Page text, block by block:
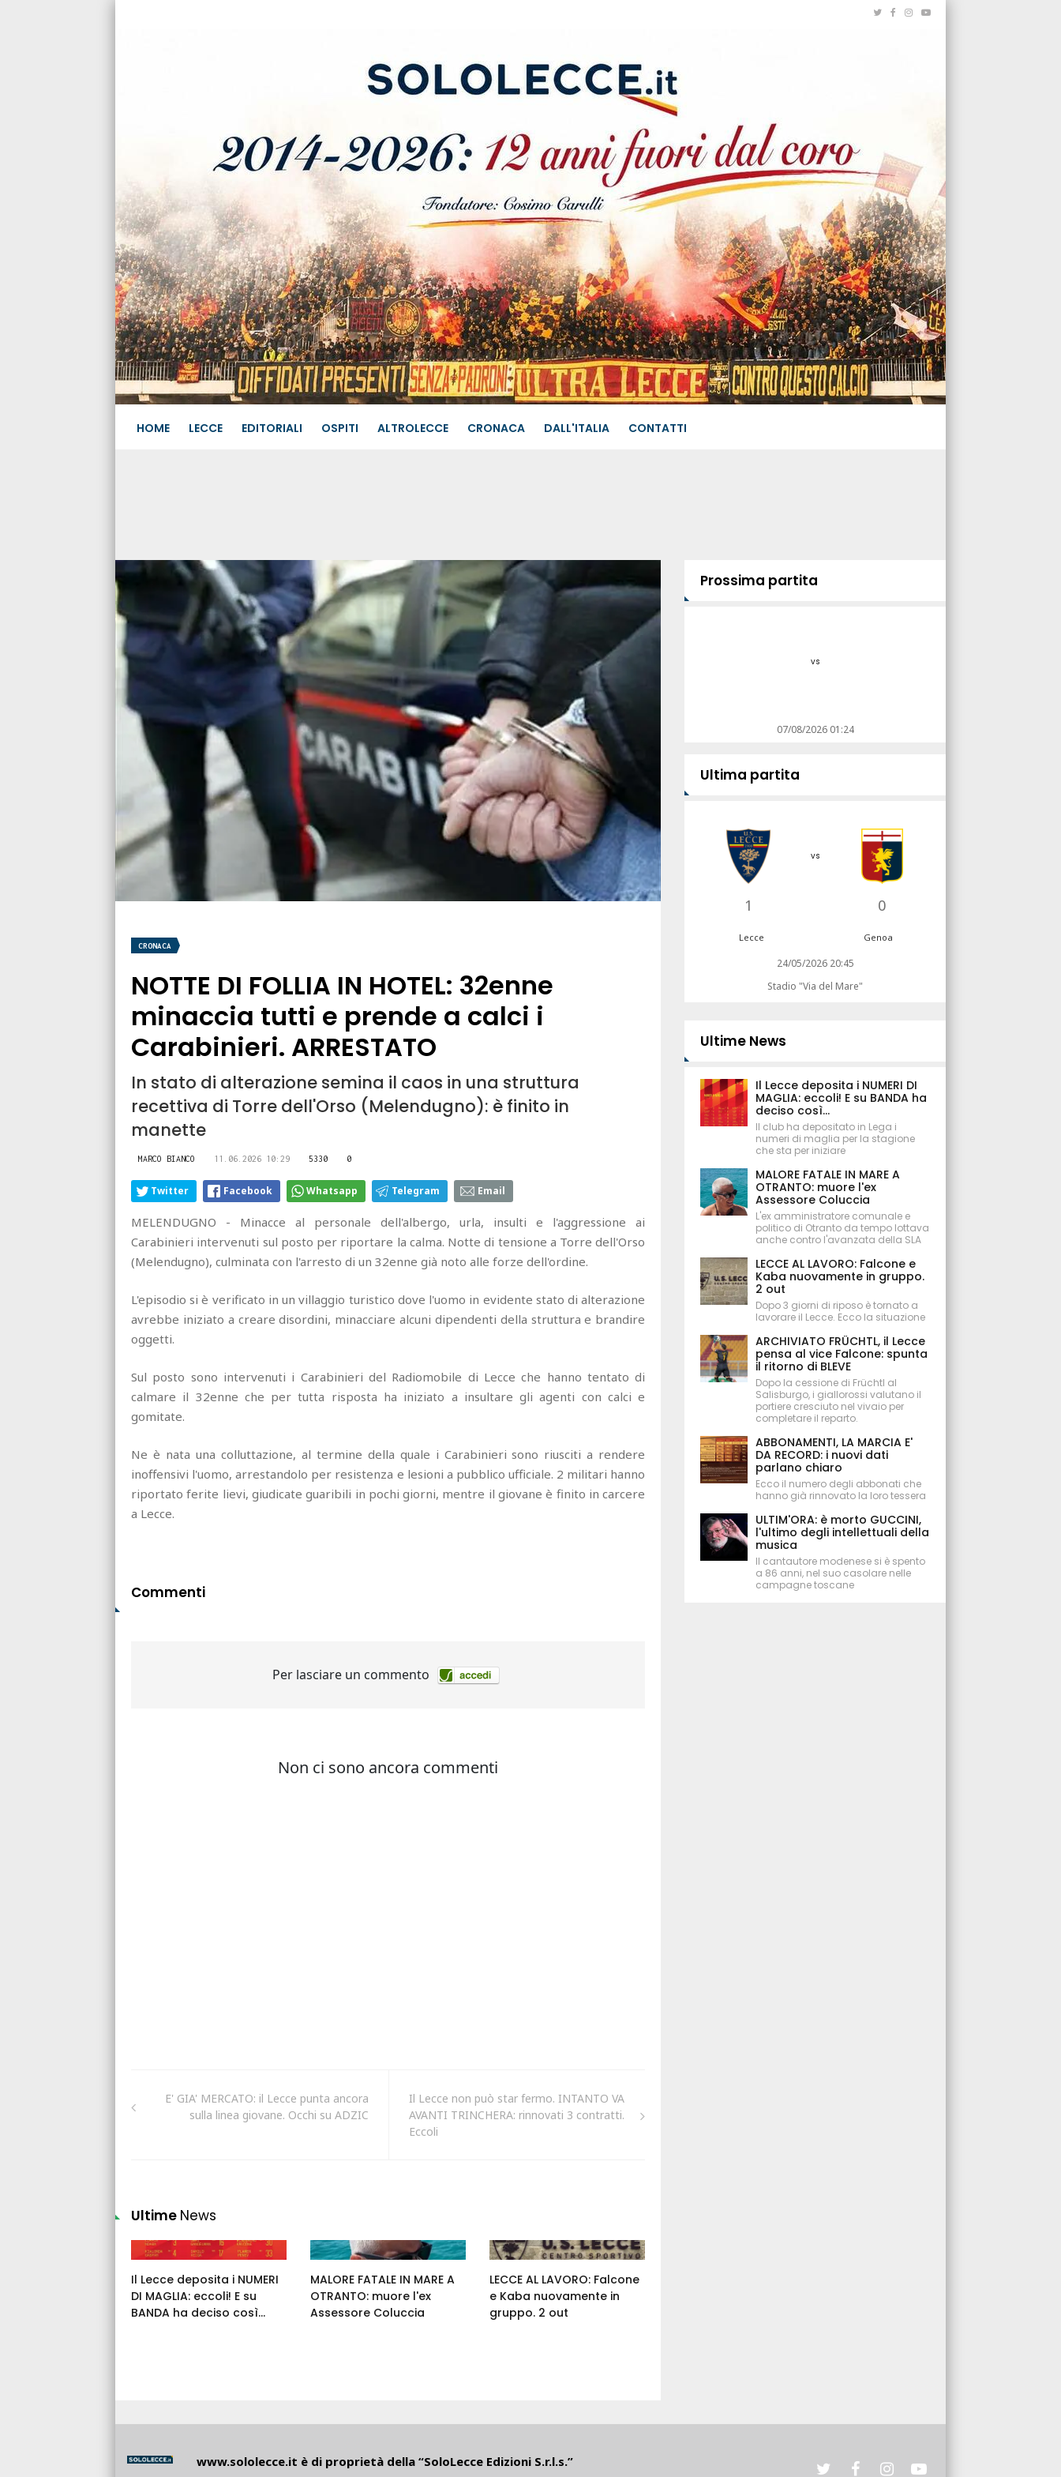
HOME LECCE EDITORIALI OSPITI ALTROLECCE CRONACA DALL'ITALIA CONTATTI
CRONACA
NOTTE DI FOLLIA IN HOTEL: 32enne
minaccia tutti e prende a calci i
Carabinieri. ARRESTATO
In stato di alterazione semina il caos in una struttura
recettiva di Torre dell'Orso (Melendugno): è finito in
manette
MARCO BIANCO 11.06.2026 10:29 5330 0
Twitter Facebook Whatsapp Telegram Email
MELENDUGNO - Minacce al personale dell'albergo, urla, insulti e l'aggressione ai
Carabinieri intervenuti sul posto per riportare la calma. Notte di tensione a Torre dell'Orso
(Melendugno), culminata con l'arresto di un 32enne già noto alle forze dell'ordine.
L'episodio si è verificato in un villaggio turistico dove l'uomo in evidente stato di alterazione
avrebbe iniziato a creare disordini, minacciare alcuni dipendenti della struttura e brandire
oggetti.
Sul posto sono intervenuti i Carabinieri del Radiomobile di Lecce che hanno tentato di
calmare il 32enne che per tutta risposta ha iniziato a insultare gli agenti con calci e
gomitate.
Ne è nata una colluttazione, al termine della quale i Carabinieri sono riusciti a rendere
inoffensivi l'uomo, arrestandolo per resistenza e lesioni a pubblico ufficiale. 2 militari hanno
riportato ferite lievi, giudicate guaribili in pochi giorni, mentre il giovane è finito in carcere
a Lecce.
Commenti
E' GIA' MERCATO: il Lecce punta ancora
sulla linea giovane. Occhi su ADZIC
Il Lecce non può star fermo. INTANTO VA
AVANTI TRINCHERA: rinnovati 3 contratti.
Eccoli
Ultime News
Il Lecce deposita i NUMERI
DI MAGLIA: eccoli! E su
BANDA ha deciso così...
MALORE FATALE IN MARE A
OTRANTO: muore l'ex
Assessore Coluccia
LECCE AL LAVORO: Falcone
e Kaba nuovamente in
gruppo. 2 out
Prossima partita
vs
07/08/2026 01:24
Ultima partita
1
vs
0
Lecce Genoa
24/05/2026 20:45
Stadio "Via del Mare"
Ultime News
Il Lecce deposita i NUMERI DI
MAGLIA: eccoli! E su BANDA ha
deciso così...
Il club ha depositato in Lega i
numeri di maglia per la stagione
che sta per iniziare
MALORE FATALE IN MARE A
OTRANTO: muore l'ex
Assessore Coluccia
L'ex amministratore comunale e
politico di Otranto da tempo lottava
anche contro l'avanzata della SLA
LECCE AL LAVORO: Falcone e
Kaba nuovamente in gruppo.
2 out
Dopo 3 giorni di riposo è tornato a
lavorare il Lecce. Ecco la situazione
ARCHIVIATO FRÜCHTL, il Lecce
pensa al vice Falcone: spunta
il ritorno di BLEVE
Dopo la cessione di Früchtl al
Salisburgo, i giallorossi valutano il
portiere cresciuto nel vivaio per
completare il reparto.
ABBONAMENTI, LA MARCIA E'
DA RECORD: i nuovi dati
parlano chiaro
Ecco il numero degli abbonati che
hanno già rinnovato la loro tessera
ULTIM'ORA: è morto GUCCINI,
l'ultimo degli intellettuali della
musica
Il cantautore modenese si è spento
a 86 anni, nel suo casolare nelle
campagne toscane
www.sololecce.it è di proprietà della “SoloLecce Edizioni S.r.l.s.”